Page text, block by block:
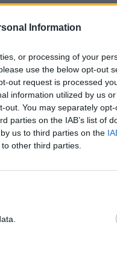
Information
or processing of your
use the below opt-out
out request is processed
information utilized by us
out. You may separately
parties on the IAB’s list of
us to third parties on the
other third parties.
en
sino que
plazo de